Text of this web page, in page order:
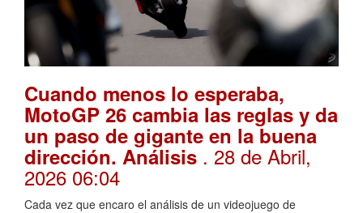
Cuando menos lo esperaba,
MotoGP 26 cambia las reglas y da
un paso de gigante en la buena
dirección. Análisis . 28 de Abril,
2026 06:04
Cada vez que encaro el análisis de un videojuego de